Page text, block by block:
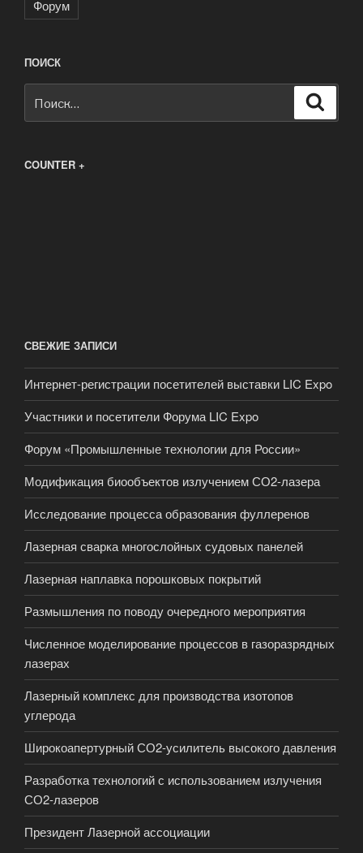
Форум
ПОИСК
COUNTER +
СВЕЖИЕ ЗАПИСИ
Интернет-регистрации посетителей выставки LIC Expo
Участники и посетители Форума LIC Expo
Форум «Промышленные технологии для России»
Модификация биообъектов излучением СО2-лазера
Исследование процесса образования фуллеренов
Лазерная сварка многослойных судовых панелей
Лазерная наплавка порошковых покрытий
Размышления по поводу очередного мероприятия
Численное моделирование процессов в газоразрядных
лазерах
Лазерный комплекс для производства изотопов
углерода
Широкоапертурный СО2-усилитель высокого давления
Разработка технологий с использованием излучения
СО2-лазеров
Президент Лазерной ассоциации